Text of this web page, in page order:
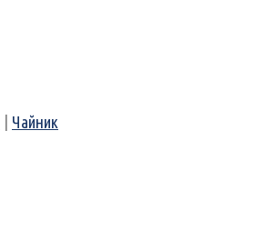
Чайник